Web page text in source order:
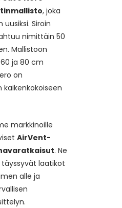
, joka
uusiksi. Siroin
nimittäin 50
Mallistoon
ja 80 cm
on
markkinoille
AirVent-
. Ne
laatikot
alle ja